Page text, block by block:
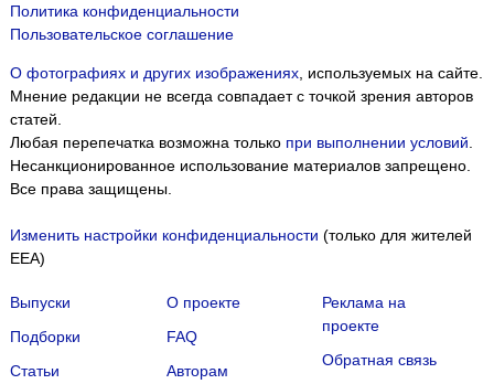
Политика конфиденциальности
Пользовательское соглашение
О фотографиях и других изображениях, используемых на сайте.
Мнение редакции не всегда совпадает с точкой зрения авторов
статей.
Любая перепечатка возможна только при выполнении условий
Несанкционированное использование материалов запрещено.
Все права защищены.
Изменить настройки конфиденциальности (только для жителей
EEA)
Выпуски
Подборки
Статьи
О проекте
FAQ
Авторам
Реклама на
проекте
Обратная связь